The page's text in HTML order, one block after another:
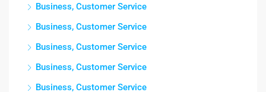
Business, Customer Service
Business, Customer Service
Business, Customer Service
Business, Customer Service
Business, Customer Service